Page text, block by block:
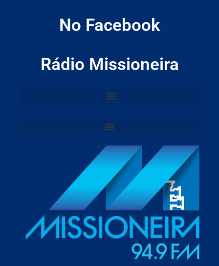
No Facebook
Rádio Missioneira